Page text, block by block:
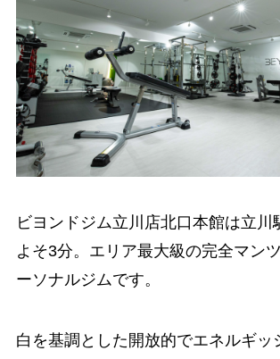
ビヨンドジム立川店北口本館は立川
よそ3分。エリア最大級の完全マン
ーソナルジムです。
白を基調とした開放的でエネルギッ